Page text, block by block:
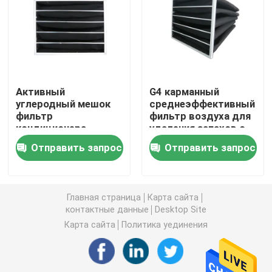
Воздушный фильтр будочки краски
Воздушный фильтр HEPA
Воздушный фильтр HVAC
Высокотемпературный фильтр HEPA
V фильтр банка
Активный
углеродный мешок
фильтр
кондиционера
воздуха фильтр
сетка фильтр
Отправить запрос
G4 карманный
среднеэффективный
фильтр воздуха для
удаления запахов с
активированным
углеродом Hvac
Отправить запрос
Главная страница
Карта сайта
контактные данные
Desktop Site
Карта сайта
Политика уединения